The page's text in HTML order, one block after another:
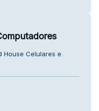
House Celulares e